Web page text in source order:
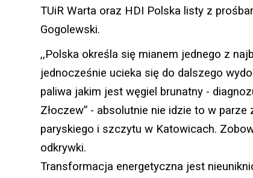
TUiR Warta oraz HDI Polska listy z
Gogolewski.
,,Polska określa się mianem jednego z
jednocześnie ucieka się do dalszego
paliwa jakim jest węgiel brunatny -
Złoczew” - absolutnie nie idzie to w
paryskiego i szczytu w Katowicach.
odkrywki.
Transformacja energetyczna jest